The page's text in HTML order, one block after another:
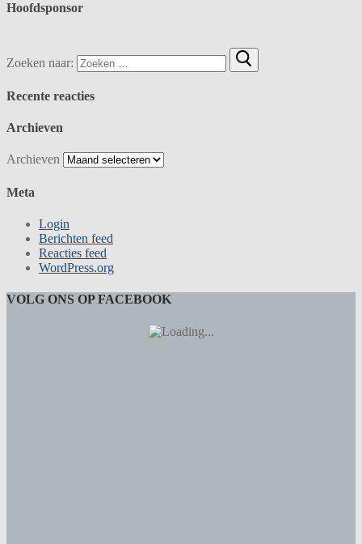
Hoofdsponsor
Zoeken naar:
Recente reacties
Archieven
Archieven
Meta
Login
Berichten feed
Reacties feed
WordPress.org
VOLG ONS OP FACEBOOK